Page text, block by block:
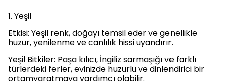
1. Yeşil
Etkisi: Yeşil renk, doğayı temsil eder ve genellikle
huzur, yenilenme ve canlılık hissi uyandırır.
Yeşil Bitkiler: Paşa kılıcı, İngiliz sarmaşığı ve farklı
türlerdeki ferler, evinizde huzurlu ve dinlendirici bir